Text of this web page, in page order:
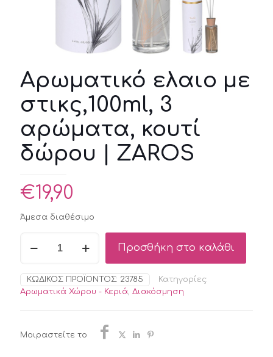
Αρωματικό ελαιο με
στικς,100ml, 3
αρώματα, κουτί
δώρου | ZAROS
€19,90
Άμεσα διαθέσιμο
ελαιο
στικς,100ml,
3
αρώματα,
|
ZAROS
Προσθήκη στο καλάθι
ΚΩΔΙΚΌΣ ΠΡΟΪΌΝΤΟΣ: 23785
Κατηγορίες:
Αρωματικά Χώρου - Κεριά Διακόσμηση
Μοιραστείτε το